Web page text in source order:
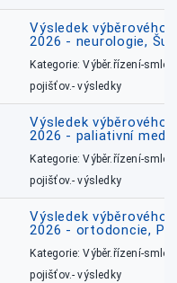
Výsledek výběrového
2026 - neurologie,
Kategorie: Výběr.řízení-
pojišťov.- výsledky
Výsledek výběrového
2026 - paliativní
Kategorie: Výběr.řízení-
pojišťov.- výsledky
Výsledek výběrového
2026 - ortodoncie,
Kategorie: Výběr.řízení-
pojišťov.- výsledky